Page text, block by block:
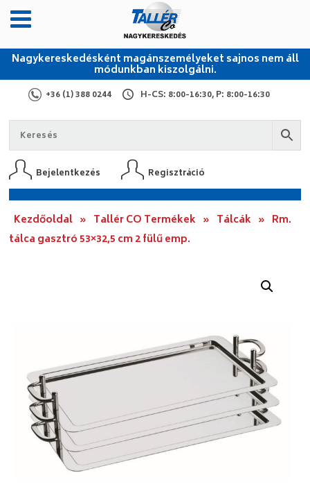
Nagykereskedésként magánszemélyeket sajnos nem áll
módunkban kiszolgálni.
+36 (1) 388 0244 H-CS: 8:00-16:30, P: 8:00-16:30
Bejelentkezés Regisztráció
Kezdőoldal » Tallér CO Termékek » Tálcák » Rm.
tálca gasztró 53×32,5 cm 2 fülű emp.